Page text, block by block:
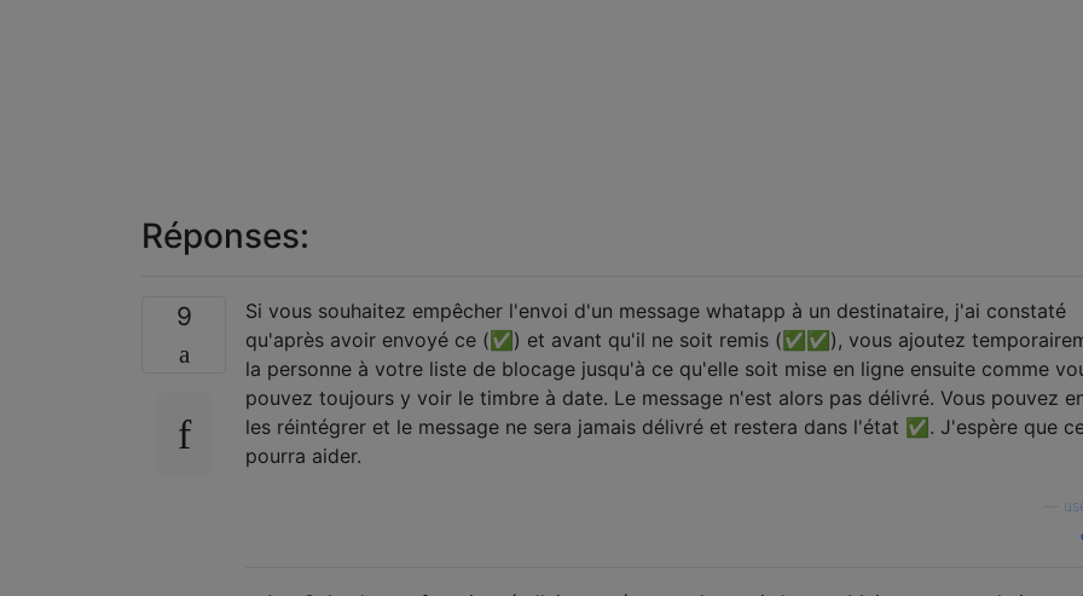
Réponses:
9
Si vous souhaitez empêcher l'envoi d'un message whatapp à un destinataire, j'ai constaté
qu'après avoir envoyé ce (✅) et avant qu'il ne soit remis (✅✅), vous ajoutez
la personne à votre liste de blocage jusqu'à ce qu'elle soit mise en ligne ensuite comme
pouvez toujours y voir le timbre à date. Le message n'est alors pas délivré. Vous pouvez
les réintégrer et le message ne sera jamais délivré et restera dans l'état ✅. J'espère que
pourra aider.